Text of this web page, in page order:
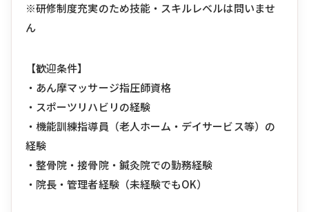
※研修制度充実のため技能・スキルレベルは問いませ
ん
【歓迎条件】
・あん摩マッサージ指圧師資格
・スポーツリハビリの経験
・機能訓練指導員（老人ホーム・デイサービス等）の
経験
・整骨院・接骨院・鍼灸院での勤務経験
・院長・管理者経験（未経験でもOK）